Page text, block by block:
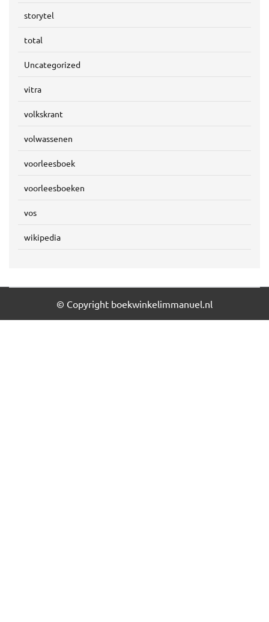
storytel
total
Uncategorized
vitra
volkskrant
volwassenen
voorleesboek
voorleesboeken
vos
wikipedia
© Copyright boekwinkelimmanuel.nl